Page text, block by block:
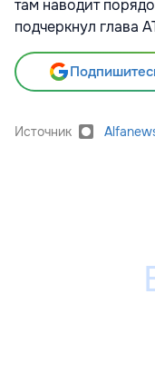
там наводит
подчеркнул глава
Источник